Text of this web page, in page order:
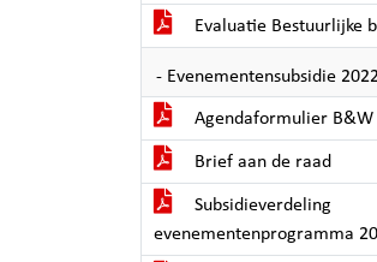
Evaluatie Bestuurlijke
- Evenementensubsidie
Agendaformulier B&W
Brief aan de raad
Subsidieverdeling
evenementenprogramma